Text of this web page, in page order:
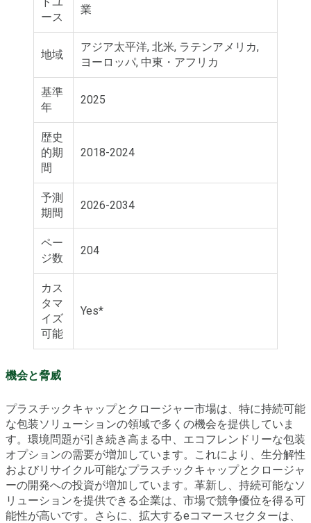
ース
業
地域
アジア太平洋, 北米, ラテンアメリカ,
ヨーロッパ, 中東・アフリカ
基準
年
2025
歴史
的期
間
2018-2024
予測
期間
2026-2034
ペー
ジ数
204
カス
タマ
イズ
可能
Yes*
機会と脅威
プラスチックキャップとクロージャー市場は、特に持続可能
な包装ソリューションの領域で多くの機会を提供していま
す。環境問題が引き続き高まる中、エコフレンドリーな包装
オプションの需要が増加しています。これにより、生分解性
およびリサイクル可能なプラスチックキャップとクロージャ
ーの開発への投資が増加しています。革新し、持続可能なソ
リューションを提供できる企業は、市場で競争優位を得る可
能性が高いです。さらに、拡大するeコマースセクターは、